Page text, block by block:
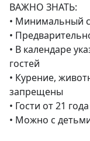
ВАЖНО ЗНАТЬ:
• Минимальный
•
• В календаре
гостей
• Курение,
запрещены
• Гости от 21 года
• Можно с